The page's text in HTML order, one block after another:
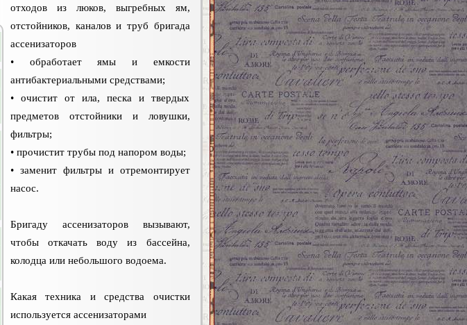
отходов из люков, выгребных ям,
отстойников, каналов и труб бригада
ассенизаторов
• обработает ямы и емкости
антибактериальными средствами;
• очистит от ила, песка и твердых
предметов отстойники и ловушки,
фильтры;
• прочистит трубы под напором воды;
• заменит фильтры и отремонтирует
насос.
Бригаду ассенизаторов вызывают,
чтобы откачать воду из бассейна,
колодца или небольшого водоема.
Какая техника и средства очистки
используется ассенизаторами